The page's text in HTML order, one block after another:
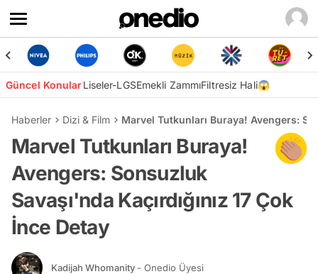
Güncel KonularLiseler-LGSEmekli ZammıFiltresiz Hali😱
Haberler Dizi & Film Marvel Tutkunları Buraya! Avengers:
Marvel Tutkunları Buraya!
Avengers: Sonsuzluk
Savaşı'nda Kaçırdığınız 17 Çok
İnce Detay
Kadijah Whomanity - Onedio Üyesi